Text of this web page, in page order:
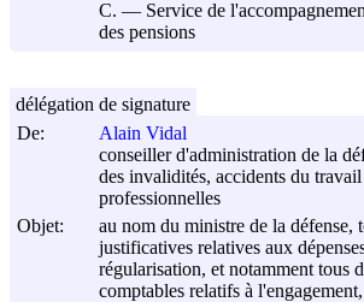
C. ― Service de
des pensions
De:
Alain Vidal
conseiller d'administration de la
des invalidités, accidents du
professionnelles
Objet:
au nom du ministre de la défense,
justificatives relatives aux
régularisation, et notamment tous
comptables relatifs à
délégation de signature